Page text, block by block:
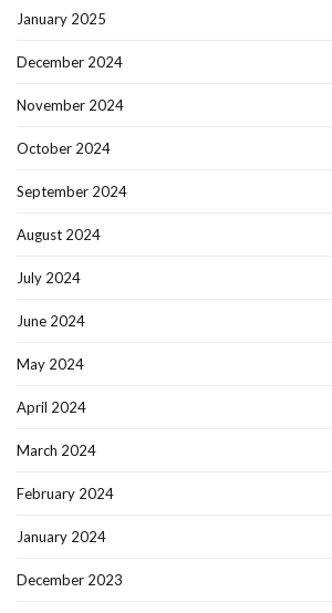
January 2025
December 2024
November 2024
October 2024
September 2024
August 2024
July 2024
June 2024
May 2024
April 2024
March 2024
February 2024
January 2024
December 2023